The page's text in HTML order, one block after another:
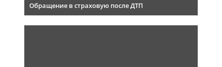
Обращение в страховую после ДТП